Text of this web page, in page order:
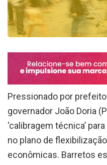
Pressionado por
governador João Doria
‘calibragem técnica’
no plano de
econômicas. Barretos
laranja, a segunda mais